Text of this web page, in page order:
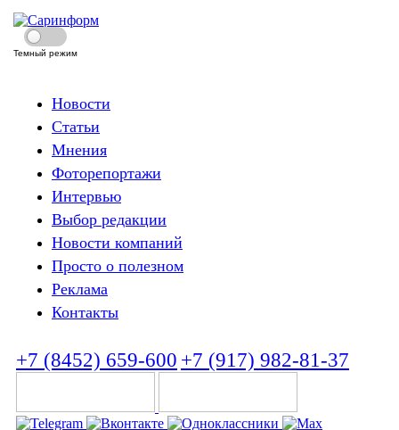
Темный режим
Новости
Статьи
Мнения
Фоторепортажи
Интервью
Выбор редакции
Новости компаний
Просто о полезном
Реклама
Контакты
+7 (8452) 659-600 +7 (917) 982-81-37